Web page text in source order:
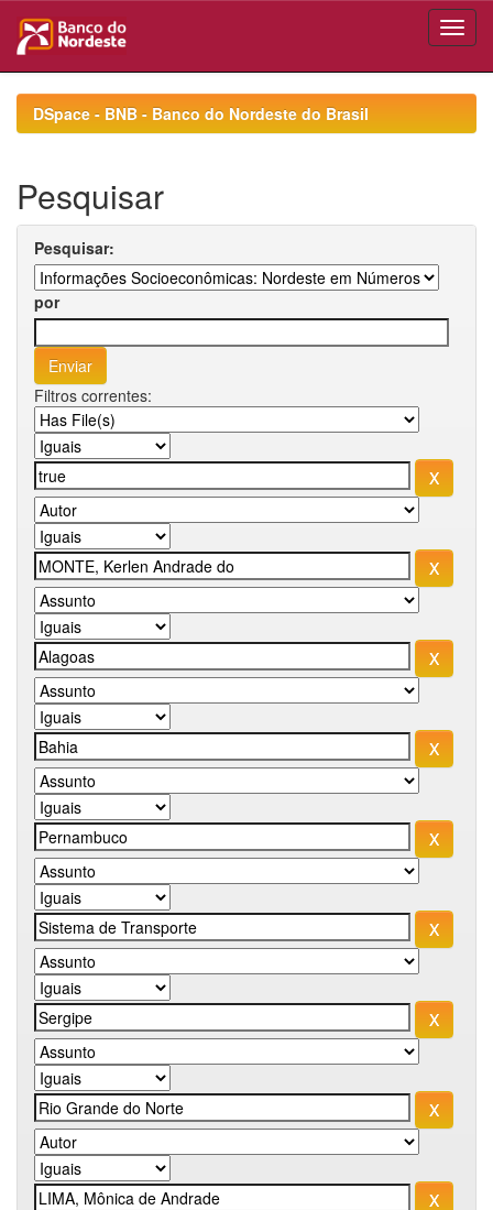
navigationDSpace - BNB - Banco do Nordeste do Brasil
Pesquisar
Pesquisar:
por
Filtros correntes: